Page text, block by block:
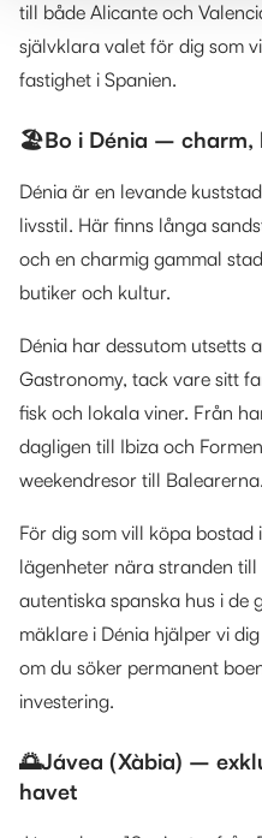
till både Alicante och
självklara valet för dig som
fastighet i Spanien.
🏖️Bo i Dénia – charm,
Dénia är en levande
livsstil. Här finns långa
och en charmig gammal
butiker och kultur.
Dénia har dessutom utsetts
Gastronomy, tack vare sitt
fisk och lokala viner. Från
dagligen till Ibiza och
weekendresor till Balearerna.
För dig som vill köpa
lägenheter nära stranden
autentiska spanska hus i de
mäklare i Dénia hjälper vi
om du söker permanent
investering.
🌅Jávea (Xàbia) –
havet